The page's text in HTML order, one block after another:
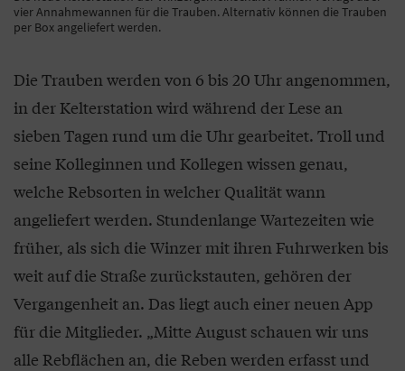
vier Annahmewannen für die Trauben. Alternativ können die Trauben
per Box angeliefert werden.
Die Trauben werden von 6 bis 20 Uhr angenommen,
in der Kelterstation wird während der Lese an
sieben Tagen rund um die Uhr gearbeitet. Troll und
seine Kolleginnen und Kollegen wissen genau,
welche Rebsorten in welcher Qualität wann
angeliefert werden. Stundenlange Wartezeiten wie
früher, als sich die Winzer mit ihren Fuhrwerken bis
weit auf die Straße zurückstauten, gehören der
Vergangenheit an. Das liegt auch einer neuen App
für die Mitglieder. „Mitte August schauen wir uns
alle Rebflächen an, die Reben werden erfasst und